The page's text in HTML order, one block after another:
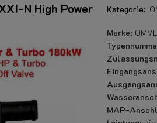
N High Power
Kategorie:
Marke: OMVL
MAP-